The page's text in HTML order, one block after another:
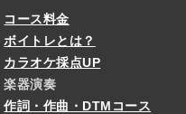
コース料金
ボイトレとは？
カラオケ採点UP
楽器演奏
作詞・作曲・DTMコース